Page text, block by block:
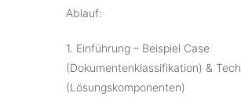
Ablauf:
1. Einführung – Beispiel Case
(Dokumentenklassifikation) &
(Lösungskomponenten)